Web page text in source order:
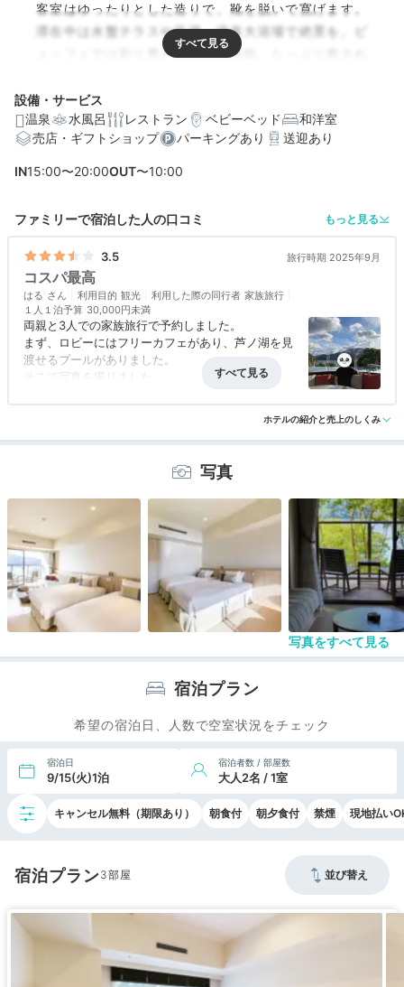
客室はゆったりとした造りで、靴を脱いで寛げます。
滞在中は水盤テラスや足湯、温泉大浴場で絶景を。ビ
ュッフェでは彩り豊かな料理を堪能。たっぷり癒され
編集部おすすめの３つのポイント
盤テラス
レイクビューや露天風呂付きも♪のびのびと過ごせる客室
華やかなメニューに心弾む！ドリンクもフリーの新感覚
ビュッフェ
設備・サービス
温泉
水風呂 レストラン ベビーベッド
和洋室
売店・ギフトショップ
パーキングあり 送迎あり
IN15:00〜20:00OUT〜10:00
ファミリーで宿泊した人の口コミ もっと見る
3.5 旅行時期 2025年9月
コスパ最高
はる 利用目的 観光 利用した際の同行者 家族旅行
１人１泊予算 30,000円未満
両親と3人での家族旅行で予約しました。
まず、ロビーにはフリーカフェがあり、芦ノ湖を見
渡せるプールがありました。
そこで写真を撮りました。
アクセス 3.5 コスパ 5.0 客室 4.0 接客対応 4.0 風呂 3.5
ホテルの紹介と売上のしくみ
写真
写真をすべて見る
宿泊プラン
希望の宿泊日、人数で空室状況をチェック
宿泊日
9/15(火)1泊
宿泊者数 / 部屋数
大人2名 / 1室
キャンセル無料（期限あり） 朝食付 朝夕食付 禁煙 現地払い
宿泊プラン3 並び替え